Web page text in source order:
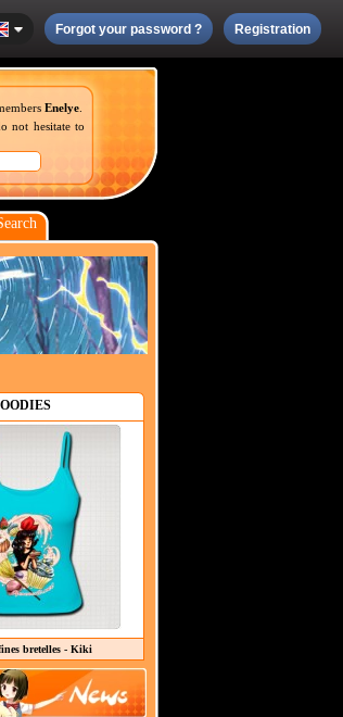
Forgot your password ? Registration
Enelye
not hesitate to
bretelles - Kiki